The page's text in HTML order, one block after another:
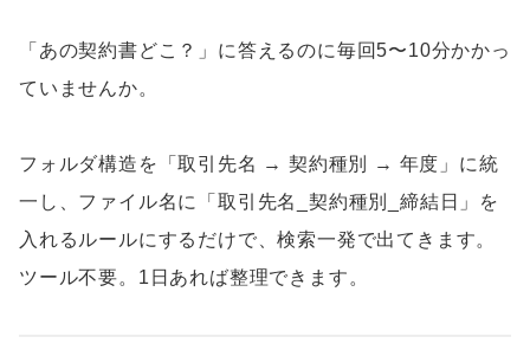
「あの契約書どこ？」に答えるのに毎回5〜10分かかっ
ていませんか。
フォルダ構造を「取引先名 → 契約種別 → 年度」に統
一し、ファイル名に「取引先名_契約種別_締結日」を
入れるルールにするだけで、検索一発で出てきます。
ツール不要。1日あれば整理できます。